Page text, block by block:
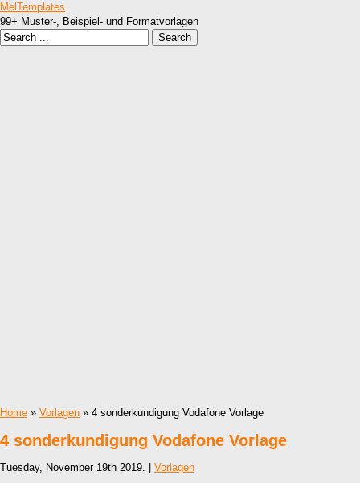
MelTemplates
99+ Muster-, Beispiel- und Formatvorlagen
Home » Vorlagen » 4 sonderkundigung Vodafone Vorlage
4 sonderkundigung Vodafone Vorlage
Tuesday, November 19th 2019. | Vorlagen